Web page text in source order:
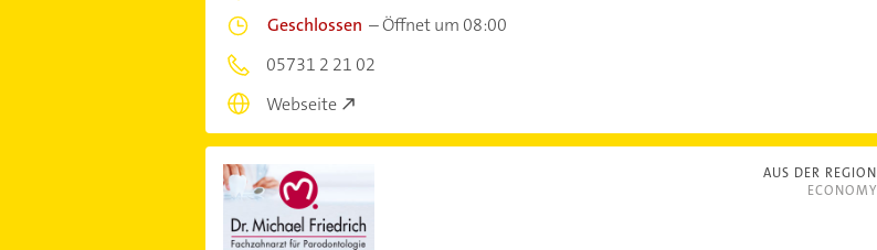
Geschlossen –Öffnet um 08:00
05731 2 21 02
Webseite
AUS DER REGION
ECONOMY